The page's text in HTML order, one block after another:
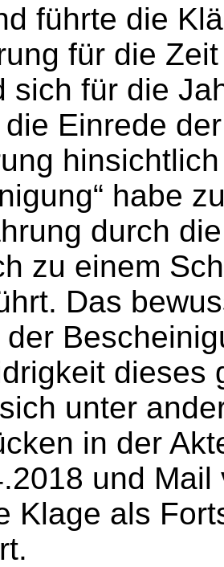
führte die
für die
sich für die
Einrede
habe
durch
zu einem
Das
der
dieses
unter
in der
und
Klage als